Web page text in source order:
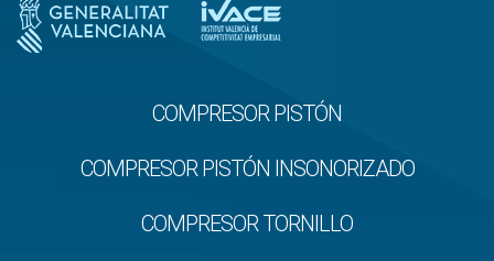
COMPRESOR PISTÓN
COMPRESOR PISTÓN INSONORIZADO
COMPRESOR TORNILLO